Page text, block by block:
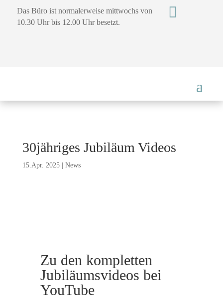
Das Büro ist normalerweise mittwochs von
10.30 Uhr bis 12.00 Uhr besetzt.

30jähriges Jubiläum Videos
15.Apr. 2025| News
Zu den kompletten
Jubiläumsvideos bei
YouTube